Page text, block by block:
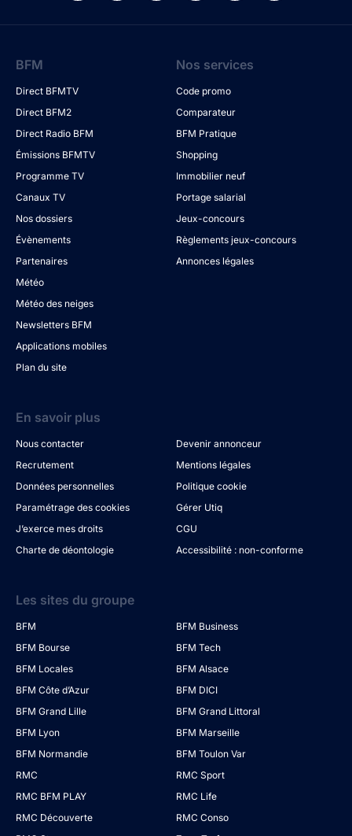
BFM
Direct BFMTV
Direct BFM2
Direct Radio BFM
Émissions BFMTV
Programme TV
Canaux TV
Nos dossiers
Évènements
Partenaires
Météo
Météo des neiges
Newsletters BFM
Applications mobiles
Plan du site
Nos services
Code promo
Comparateur
BFM Pratique
Shopping
Immobilier neuf
Portage salarial
Jeux-concours
Règlements jeux-concours
Annonces légales
En savoir plus
Nous contacter
Devenir annonceur
Recrutement
Mentions légales
Données personnelles
Politique cookie
Paramétrage des cookies
Gérer Utiq
J’exerce mes droits
CGU
Charte de déontologie
Accessibilité : non-conforme
Les sites du groupe
BFM
BFM Business
BFM Bourse
BFM Tech
BFM Locales
BFM Alsace
BFM Côte d’Azur
BFM DICI
BFM Grand Lille
BFM Grand Littoral
BFM Lyon
BFM Marseille
BFM Normandie
BFM Toulon Var
RMC
RMC Sport
RMC BFM PLAY
RMC Life
RMC Découverte
RMC Conso